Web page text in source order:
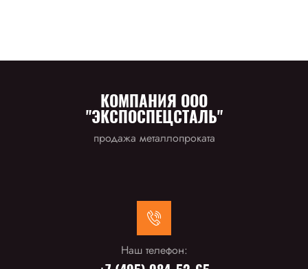
Наш телефон:
КОМПАНИЯ ООО
"ЭКСПОСПЕЦСТАЛЬ"
продажа металлопроката